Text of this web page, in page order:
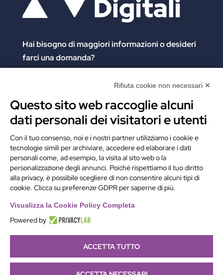
Hai bisogno di maggiori informazionio desideri
farci una domanda?
Clicca e compila il form. Verrai contattato
Contattaci
Alchimie Digitali Srl
Via Elia Rainusso, 110 – 41124 Modena (MO)
Tel.+39 059 260762– PI IT02963460361
REA Modena 01/02/2005 N. 346879
Capitale sociale 20.000 Euro i.v.
PEC:alchimiedigitali@pec.adigitali.it
Informativa navigatori sito internet–Condizioni Generali
Preferenze Cookie|Developed by
Rifiuta cookie non necessari ✕
Questo sito web raccoglie alcuni
dati personali dei visitatori e utenti
Con il tuo consenso, noi e i nostri partner utilizziamo i cookie e
tecnologie simili per archiviare, accedere ed elaborare i dati
personali come, ad esempio, la visita al sito web o la
personalizzazione degli annunci. Poiché rispettiamo il tuo diritto
alla privacy, è possibile scegliere di non consentire alcuni tipi di
cookie. Clicca su preferenze GDPR per saperne di più.
Visualizza la Cookie Policy Completa
Powered by
ACCETTA TUTTO